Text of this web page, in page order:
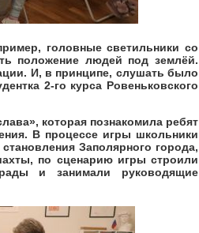
головные светильники со
положение людей под землёй.
И, в принципе, слушать было
2-го курса Ровеньковского
которая познакомила ребят
В процессе игры школьники
Заполярного города,
по сценарию игры строили
и занимали руководящие